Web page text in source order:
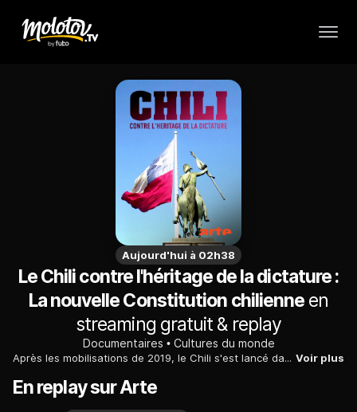
Aujourd'hui à 02h38
Le Chili contre l'héritage de la dictature :
La nouvelle Constitution chilienne en
streaming gratuit & replay
Documentaires Cultures du monde
Après les mobilisations de 2019, le Chili s'est lancé dans l'élaboration d'une nouvelle Constitution. Un film en immersion au sein de l'Assemblée constituante. Voir plus
En replay sur Arte